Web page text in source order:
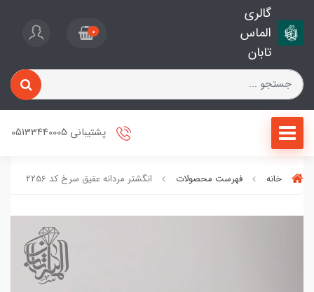
گالری
الماس
تابان
0
پشتیبانی 05133440005
خانه فهرست محصولات انگشتر مردانه عقیق سرخ کد 2256